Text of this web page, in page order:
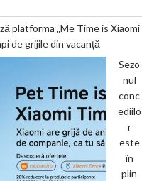
platforma „Me Time is Xiaomi
de grijile din vacanță
Sezo
nul
conc
ediilo
r
este
în
plin